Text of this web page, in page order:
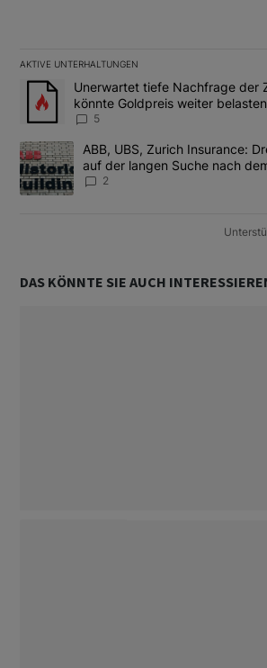
AKTIVE UNTERHALTUNGEN
Das Folgende ist eine Liste der am
Ein Trendartikel mit dem Titel
Unerwartet tiefe Nachfrage der
könnte Goldpreis weiter belasten
5
Ein Trendartikel mit dem Titel "ABB,
ABB, UBS, Zurich Insurance:
auf der langen Suche nach
2
DAS KÖNNTE SIE AUCH